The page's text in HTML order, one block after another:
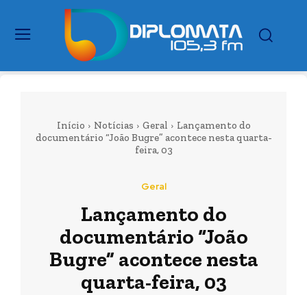
Início Notícias Geral
Lançamento do
documentário “João Bugre” acontece nesta quarta-
feira, 03
Geral
Lançamento do
documentário “João
Bugre” acontece nesta
quarta-feira, 03